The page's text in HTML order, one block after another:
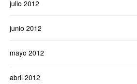
julio 2012
junio 2012
mayo 2012
abril 2012